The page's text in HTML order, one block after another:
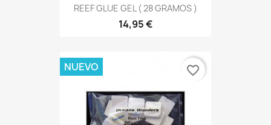
REEF GLUE GEL ( 28 GRAMOS )
14,95 €
NUEVO favorite_border